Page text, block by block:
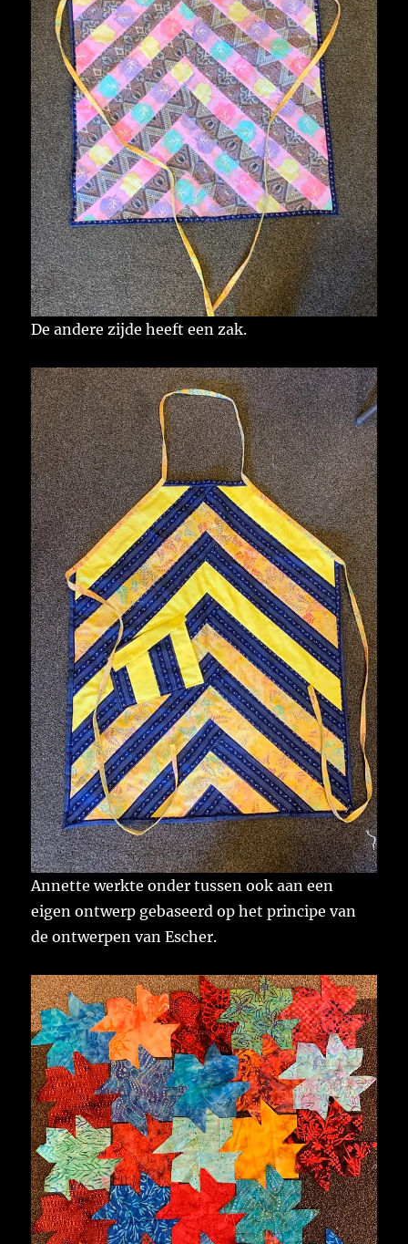
De andere zijde heeft een zak.
Annette werkte onder tussen ook aan een
eigen ontwerp gebaseerd op het principe van
de ontwerpen van Escher.